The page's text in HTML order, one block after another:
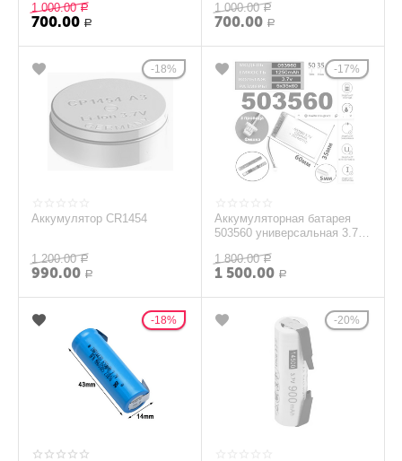
1 000.00 Р
700.00 Р
1 000.00 Р
700.00 Р
18%
Аккумулятор CR1454
1 200.00 Р
990.00 Р
17%
Аккумуляторная батарея
503560 универсальная 3.7v
1 800.00 Р
1 500.00 Р
18% 20%